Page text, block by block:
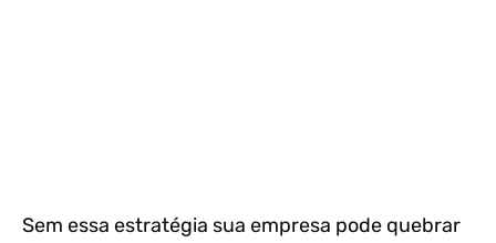
Sem essa estratégia sua empresa pode quebrar